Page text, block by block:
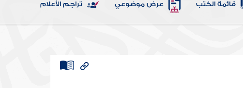
قائمة الكتب عرض موضوعي تراجم الأعلام